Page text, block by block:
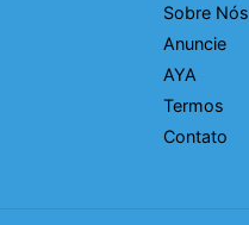
Sobre Nós
Anuncie
AYA
Termos
Contato